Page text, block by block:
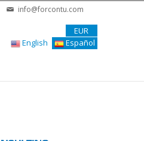
info@forcontu.com
EUR
English
Español